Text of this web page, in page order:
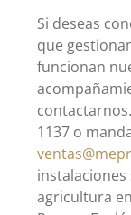
Si deseas
que
funcionan
1137 o
ventas@
instalaciones
agricultura